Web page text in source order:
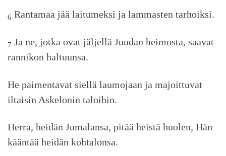
6 Rantamaa jää laitumeksi ja lammasten tarhoiksi.
7 Ja ne, jotka ovat jäljellä Juudan heimosta, saavat
rannikon haltuunsa.
He paimentavat siellä laumojaan ja majoittuvat
iltaisin Askelonin taloihin.
Herra, heidän Jumalansa, pitää heistä huolen, Hän
kääntää heidän kohtalonsa.